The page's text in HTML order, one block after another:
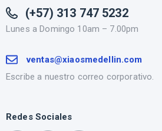
(+57) 313 747 5232
Lunes a Domingo 10am – 7.00pm
ventas@xiaosmedellin.com
Escribe a nuestro correo corporativo.
Redes Sociales